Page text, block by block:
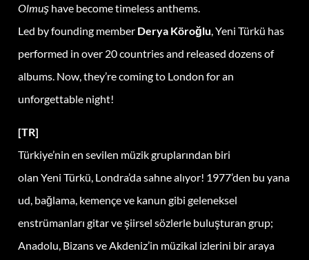
Olmuş have become timeless anthems.
Led by founding member Derya Köroğlu, Yeni Türkü has
performed in over 20 countries and released dozens of
albums. Now, they’re coming to London for an
unforgettable night!
[TR]
Türkiye’nin en sevilen müzik gruplarından biri
olan Yeni Türkü, Londra’da sahne alıyor! 1977’den bu yana
ud, bağlama, kemençe ve kanun gibi geleneksel
enstrümanları gitar ve şiirsel sözlerle buluşturan grup;
Anadolu, Bizans ve Akdeniz’in müzikal izlerini bir araya